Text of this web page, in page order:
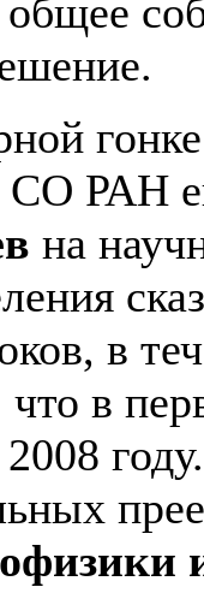
СО РАН
на
в
в